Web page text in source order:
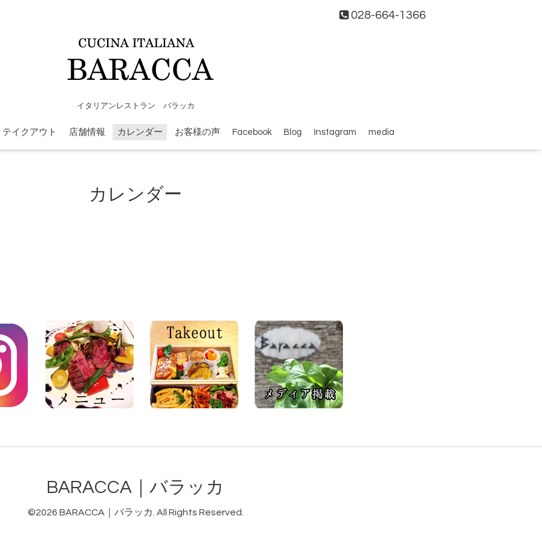
028-664-1366
イタリアンレストラン バラッカ
テイクアウト 店舗情報 カレンダー お客様の声 Facebook Blog Instagram media
カレンダー
BARACCA｜バラッカ
©2026 BARACCA｜バラッカ. All Rights Reserved.